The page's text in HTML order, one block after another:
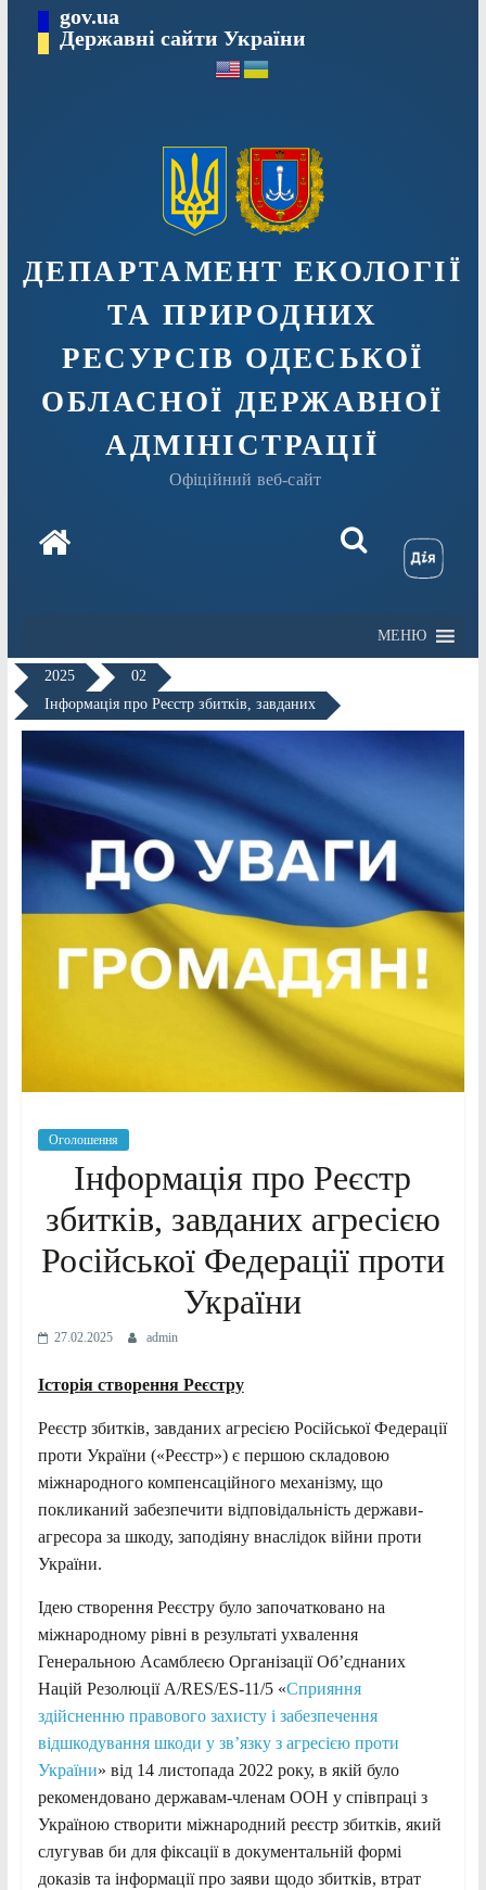
Перейтиgov.ua
Державні сайти України
ДЕПАРТАМЕНТ ЕКОЛОГІЇ
ТА ПРИРОДНИХ
РЕСУРСІВ ОДЕСЬКОЇ
ОБЛАСНОЇ ДЕРЖАВНОЇ
АДМIНIСТРАЦIЇ
Офіційний веб-сайт
МЕНЮ
2025
02
Інформація про Реєстр збитків, завданих
Оголошення
Інформація про Реєстр
збитків, завданих агресією
Російської Федерації проти
України
27.02.2025 admin
Історія створення Реєстру
Реєстр збитків, завданих агресією Російської Федерації
проти України («Реєстр») є першою складовою
міжнародного компенсаційного механізму, що
покликаний забезпечити відповідальність держави-
агресора за шкоду, заподіяну внаслідок війни проти
України.
Ідею створення Реєстру було започатковано на
міжнародному рівні в результаті ухвалення
Генеральною Асамблеєю Організації Об’єднаних
Націй Резолюції A/RES/ES-11/5 «Сприяння
здійсненню правового захисту і забезпечення
відшкодування шкоди у зв’язку з агресією проти
України» від 14 листопада 2022 року, в якій було
рекомендовано державам-членам ООН у співпраці з
Україною створити міжнародний реєстр збитків, який
слугував би для фіксації в документальній формі
доказів та інформації про заяви щодо збитків, втрат